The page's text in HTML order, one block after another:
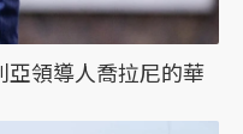
亞領導人喬拉尼的華